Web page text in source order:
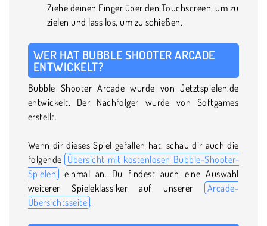
Ziehe deinen Finger über den Touchscreen, um zu
zielen und lass los, um zu schießen.
WER HAT BUBBLE SHOOTER ARCADE
ENTWICKELT?
Bubble Shooter Arcade wurde von Jetztspielen.de
entwickelt. Der Nachfolger wurde von Softgames
erstellt.
Wenn dir dieses Spiel gefallen hat, schau dir auch die
folgende Übersicht mit kostenlosen Bubble-Shooter-
Spielen
einmal an. Du findest auch eine Auswahl
weiterer Spieleklassiker auf unserer
Arcade-
Übersichtsseite .